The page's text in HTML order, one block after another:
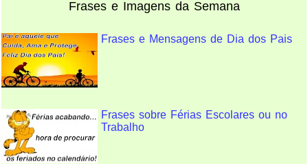
Frases e Imagens da Semana
Frases e Mensagens de Dia dos Pais
Frases sobre Férias Escolares ou no
Trabalho